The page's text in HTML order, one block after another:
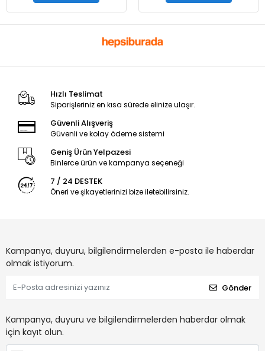
Hızlı Teslimat
Siparişleriniz en kısa sürede elinize ulaşır.
Güvenli Alışveriş
Güvenli ve kolay ödeme sistemi
Geniş Ürün Yelpazesi
Binlerce ürün ve kampanya seçeneği
7 / 24 DESTEK
Öneri ve şikayetlerinizi bize iletebilirsiniz.
Kampanya, duyuru, bilgilendirmelerden e-posta ile haberdar
olmak istiyorum.
Gönder
Kampanya, duyuru ve bilgilendirmelerden haberdar olmak
için kayıt olun.